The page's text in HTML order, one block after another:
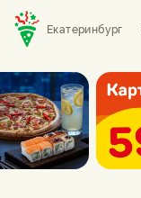
Екатеринбург